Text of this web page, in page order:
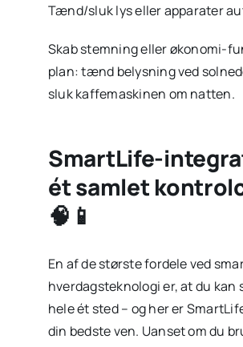
Tænd/sluk lys eller apparater
Skab stemning eller økonomi-
plan: tænd belysning ved
sluk kaffemaskinen om natten.
SmartLife-
ét samlet
🧠📱
En af de største fordele ved
hverdagsteknologi er, at du kan
hele ét sted – og her er
din bedste ven. Uanset om du